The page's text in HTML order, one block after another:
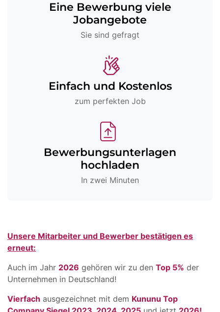
Eine Bewerbung viele
Jobangebote
Sie sind gefragt
Einfach und Kostenlos
zum perfekten Job
Bewerbungsunterlagen
hochladen
In zwei Minuten
Unsere Mitarbeiter und Bewerber bestätigen es
erneut:
Auch im Jahr 2026 gehören wir zu den Top 5% der
Unternehmen in Deutschland!
Vierfach ausgezeichnet mit dem Kununu Top